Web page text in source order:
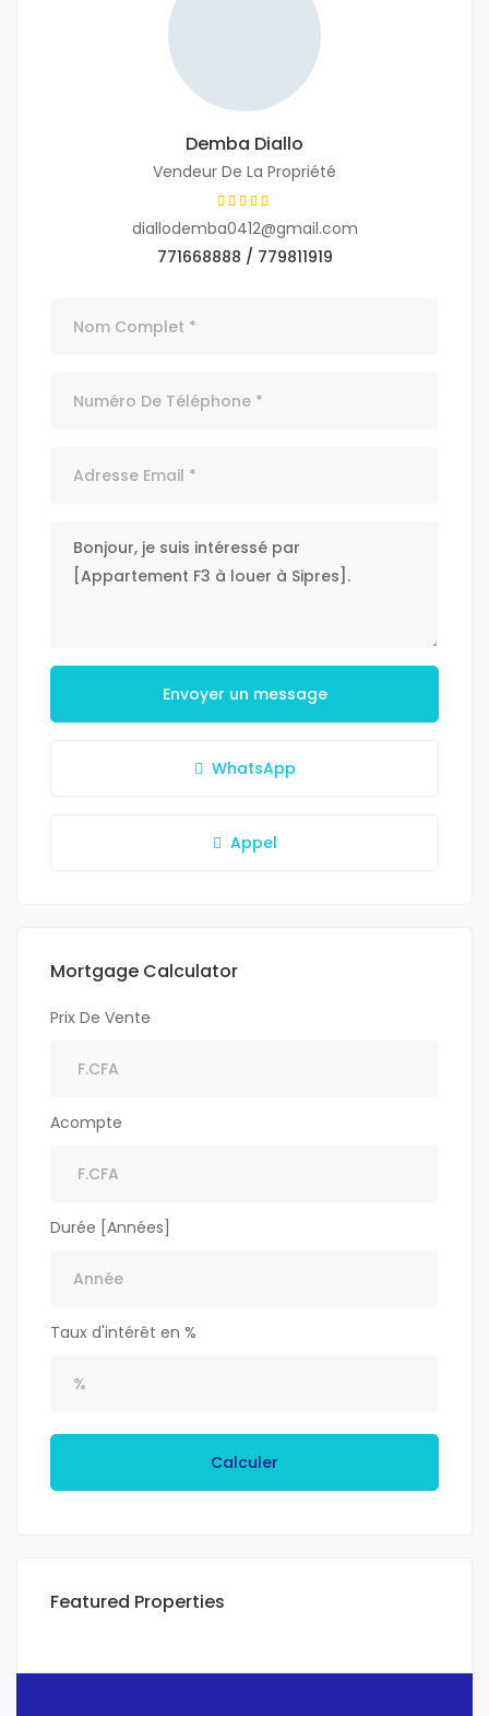
Demba Diallo
Vendeur De La Propriété
diallodemba0412@gmail.com
771668888 / 779811919
Envoyer un message
WhatsApp
Appel
Mortgage Calculator
Prix De Vente
Acompte
Durée [Années]
Taux d'intérêt en %
Calculer
Featured Properties